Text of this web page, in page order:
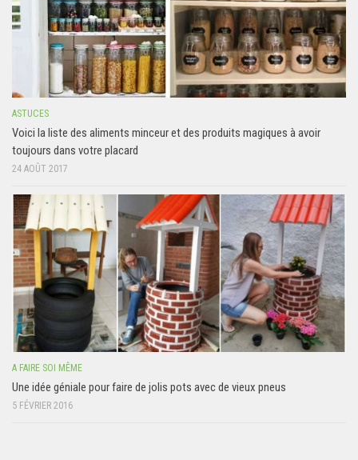
ASTUCES
Voici la liste des aliments minceur et des produits magiques à avoir
toujours dans votre placard
24 AOÛT 2017
A FAIRE SOI MÊME
Une idée géniale pour faire de jolis pots avec de vieux pneus
5 FÉVRIER 2016